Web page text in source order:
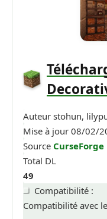
Auteur stohun,
Mise à jour 08/02/
Source CurseForge
Total DL
49
Compatibilité :
Compatibilité avec